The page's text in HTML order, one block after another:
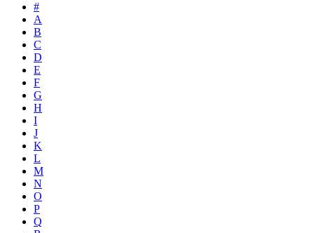
#
A
B
C
D
E
F
G
H
I
J
K
L
M
N
O
P
Q